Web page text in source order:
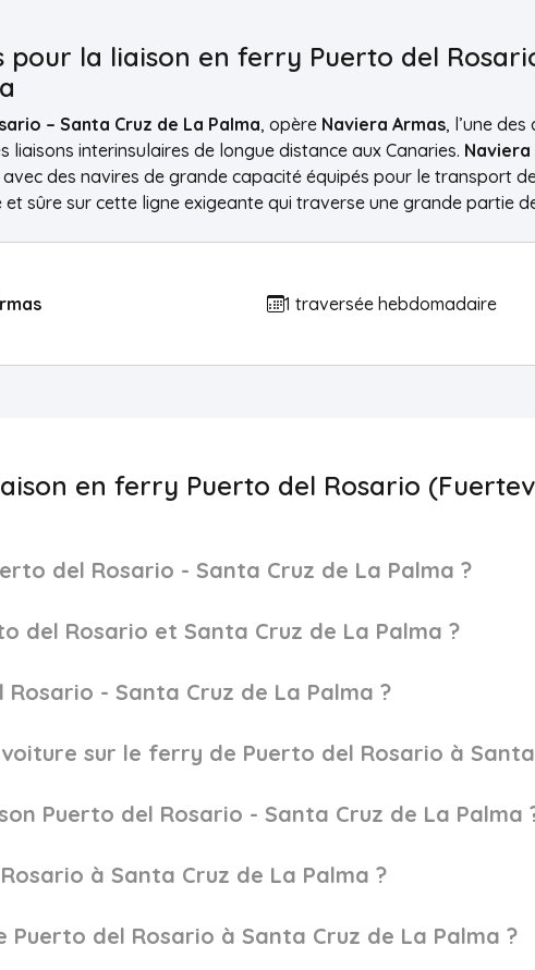
pour la liaison en ferry Puerto del
– Santa Cruz de La Palma, opère Naviera Armas, l’une
liaisons interinsulaires de longue distance aux Canaries. Naviera
des navires de grande capacité équipés pour le transport
sûre sur cette ligne exigeante qui traverse une grande partie
1 traversée hebdomadaire
en ferry Puerto del Rosario
del Rosario - Santa Cruz de La Palma ?
del Rosario et Santa Cruz de La Palma ?
- Santa Cruz de La Palma ?
sur le ferry de Puerto del Rosario à
Puerto del Rosario - Santa Cruz de La Palma
à Santa Cruz de La Palma ?
del Rosario à Santa Cruz de La Palma ?